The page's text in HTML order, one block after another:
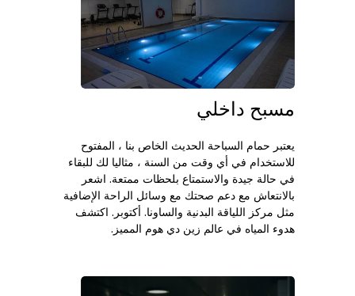
مسبح داخلي
يعتبر حمام السباحة الحديث الخاص بنا ، المفتوح
للاستخدام في أي وقت من السنة ، مثاليا لك للبقاء
في حالة جيدة والاستمتاع بلحظات ممتعة. اشعر
بالانتعاش مع دعم صحتك مع وسائل الراحة الإضافية
مثل مركز اللياقة البدنية والساونا. أكتوبر. اكتشف
هدوء المياه في عالم زين دي هوم المميز.